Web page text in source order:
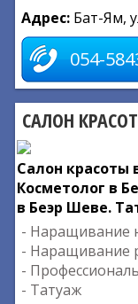
Адрес: Бат-Ям,
054-
САЛОН
Салон красоты
Косметолог в
в Беэр Шеве.
- Наращивание
- Наращивание
-
- Татуаж